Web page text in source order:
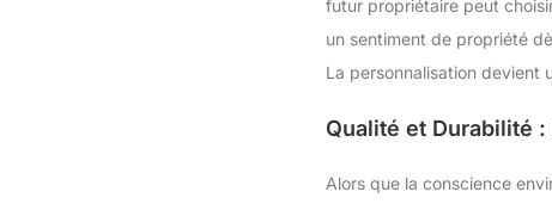
futur propriétaire peut
un sentiment de propriété
La personnalisation devient
Qualité et Durabilité :
Alors que la conscience